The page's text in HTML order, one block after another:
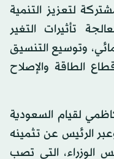
لتعزيز التنمية
تأثيرات التغير
وتوسيع التنسيق
الطاقة والإصلاح
لقيام السعودية
الرئيس عن تثمينه
الوزراء، التي تصب